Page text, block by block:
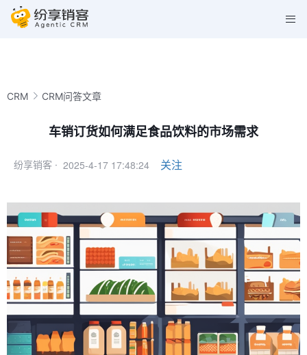
CRM CRM问答文章
车销订货如何满足食品饮料的市场需求
纷享销客 · 2025-4-17 17:48:24 关注